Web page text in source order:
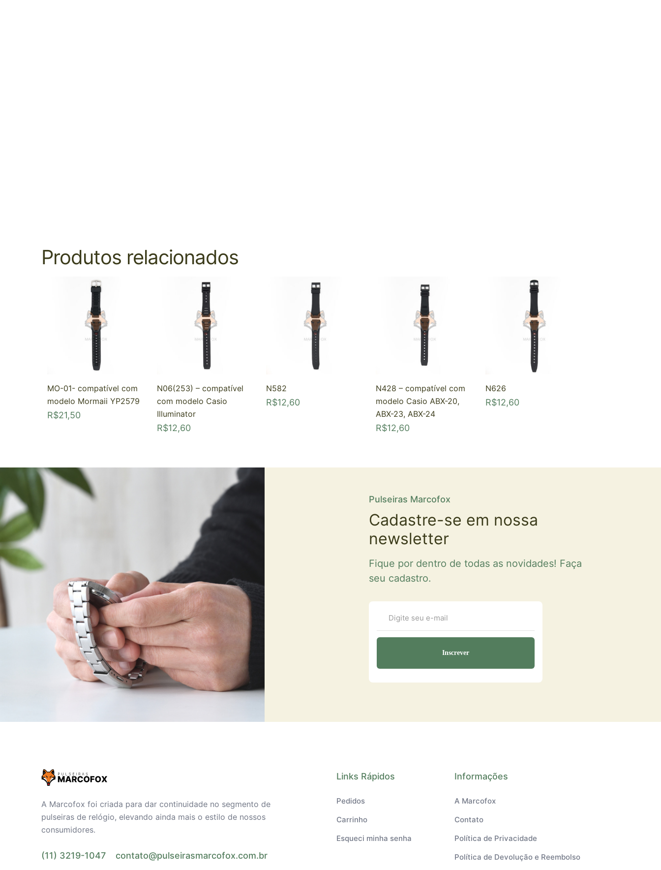
Produtos relacionados
MO-01- compatível com
modelo Mormaii YP2579
R$21,50
N06(253) – compatível
com modelo Casio
Illuminator
R$12,60
N582
R$12,60
N428 – compatível com
modelo Casio ABX-20,
ABX-23, ABX-24
R$12,60
N626
R$12,60
Pulseiras Marcofox
Cadastre-se em nossa
newsletter
Fique por dentro de todas as novidades! Faça
seu cadastro.
A Marcofox foi criada para dar continuidade no segmento de
pulseiras de relógio, elevando ainda mais o estilo de nossos
consumidores.
(11) 3219-1047 contato@pulseirasmarcofox.com.br
Links Rápidos
Pedidos
Carrinho
Esqueci minha senha
Informações
A Marcofox
Contato
Política de Privacidade
Política de Devolução e Reembolso